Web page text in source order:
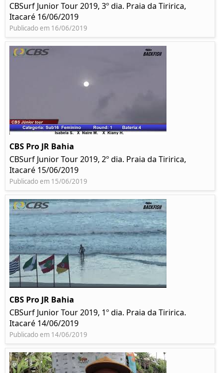
CBSurf Junior Tour 2019, 3º dia. Praia da Tiririca,
Itacaré 16/06/2019
Publicado em 16/06/2019
CBS Pro JR Bahia
CBSurf Junior Tour 2019, 2º dia. Praia da Tiririca,
Itacaré 15/06/2019
Publicado em 15/06/2019
CBS Pro JR Bahia
CBSurf Junior Tour 2019, 1º dia. Praia da Tiririca.
Itacaré 14/06/2019
Publicado em 14/06/2019